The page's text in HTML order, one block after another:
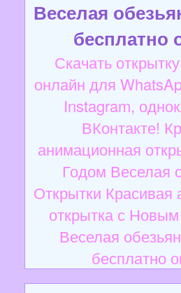
Веселая
бесплатно
Скачать
онлайн для
Instagram,
ВКонтакте!
анимационная
Годом Веселая
Открытки Красивая
открытка с
Веселая
бесплатно